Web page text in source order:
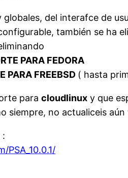
del interafce de
también se ha
PARA FEDORA
PARA FREEBSD ( hasta
para cloudlinux y que
siempre, no actualiceis
: